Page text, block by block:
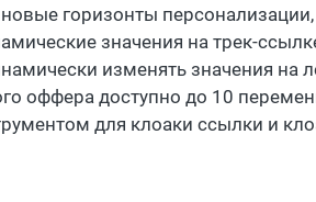
горизонты
значения на трек-
изменять значения на
оффера доступно до 10
для клоаки ссылки и